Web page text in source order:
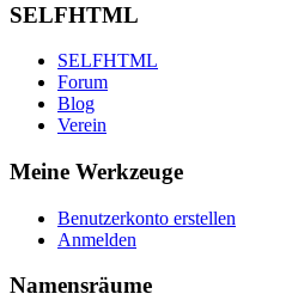
SELFHTML
SELFHTML
Forum
Blog
Verein
Meine Werkzeuge
Benutzerkonto erstellen
Anmelden
Namensräume